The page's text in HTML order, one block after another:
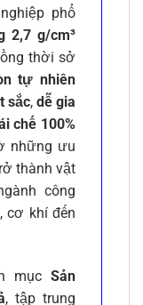
phổ
2,7 g/cm³
thời sở
tự nhiên
sắc, dễ gia
chế 100%
những ưu
thành vật
công
cơ khí đến
mụcSản
, tập trung